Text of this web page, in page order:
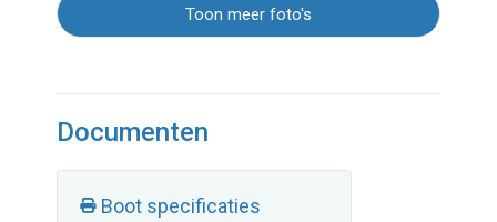
Toon meer foto's
Documenten
Boot specificaties